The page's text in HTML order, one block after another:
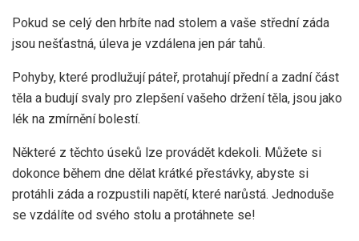
Pokud se celý den hrbíte nad stolem a vaše střední záda
jsou nešťastná, úleva je vzdálena jen pár tahů.
Pohyby, které prodlužují páteř, protahují přední a zadní část
těla a budují svaly pro zlepšení vašeho držení těla, jsou jako
lék na zmírnění bolestí.
Některé z těchto úseků lze provádět kdekoli. Můžete si
dokonce během dne dělat krátké přestávky, abyste si
protáhli záda a rozpustili napětí, které narůstá. Jednoduše
se vzdálíte od svého stolu a protáhnete se!